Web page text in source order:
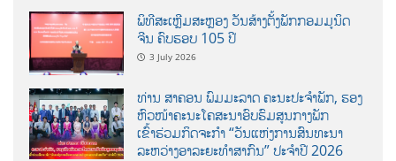
ພິທີສະເຫຼີມສະຫຼອງ ວັນສ້າງຕັ້ງພັກກອມມູນິດ
ຈີນ ຄົບຮອບ 105 ປີ
3 July 2026
ທ່ານ ສາຄອນ ພົມມະລາດ ຄະນະປະຈໍາພັກ, ຮອງ
ຫົວໜ້າຄະນະໂຄສະນາອົບຮົມສູນກາງພັກ
ເຂົ້າຮ່ວມກິດຈະກຳ “ວັນແຫ່ງການສົນທະນາ
ລະຫວ່າງອາລະຍະທຳສາກົນ” ປະຈຳປີ 2026